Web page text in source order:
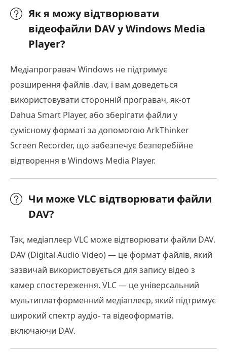
Як я можу відтворювати
відеофайли DAV у Windows Media
Player?
Медіапрогравач Windows не підтримує
розширення файлів .dav, і вам доведеться
використовувати сторонній програвач, як-от
Dahua Smart Player, або зберігати файли у
сумісному форматі за допомогою ArkThinker
Screen Recorder, що забезпечує безперебійне
відтворення в Windows Media Player.
Чи може VLC відтворювати файли
DAV?
Так, медіаплеєр VLC може відтворювати файли DAV.
DAV (Digital Audio Video) — це формат файлів, який
зазвичай використовується для запису відео з
камер спостереження. VLC — це універсальний
мультиплатформенний медіаплеєр, який підтримує
широкий спектр аудіо- та відеоформатів,
включаючи DAV.